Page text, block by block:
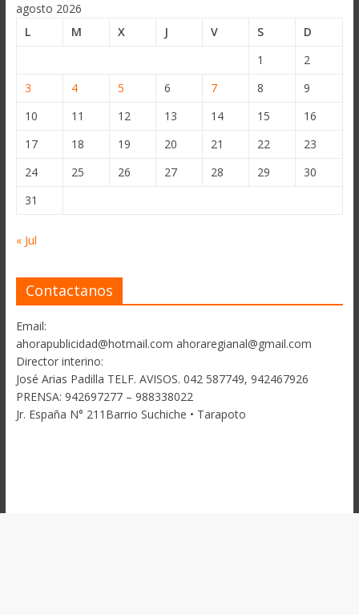
agosto 2026
L
M X J V S
D
1
2
3
4 5 6 7 8
9
10
11 12 13 14 15
16
17
18 19 20 21 22
23
24
25 26 27 28 29
30
31
« Jul
Contactanos
Email:
ahorapublicidad@hotmail.com ahoraregianal@gmail.com
Director interino:
José Arias Padilla TELF. AVISOS. 042 587749, 942467926
PRENSA: 942697277 – 988338022
Jr. España N° 211Barrio Suchiche • Tarapoto